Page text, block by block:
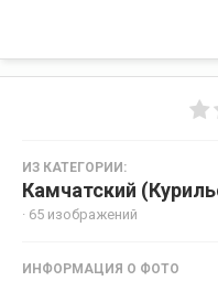
ИЗ КАТЕГОРИИ:
Камчатский
· 65 изображений
ИНФОРМАЦИЯ О ФОТО